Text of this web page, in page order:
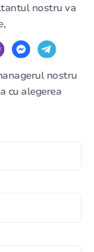
nostru va
nostru
cu alegerea